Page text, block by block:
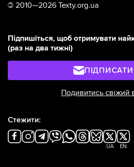
© 2010—2026 Texty.org.ua
Підпишіться, щоб отримувати
(раз на два тижні)
Подивитись свіжий
Стежити:
UA EN